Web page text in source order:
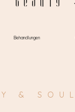
Behandlungen
& SOUL